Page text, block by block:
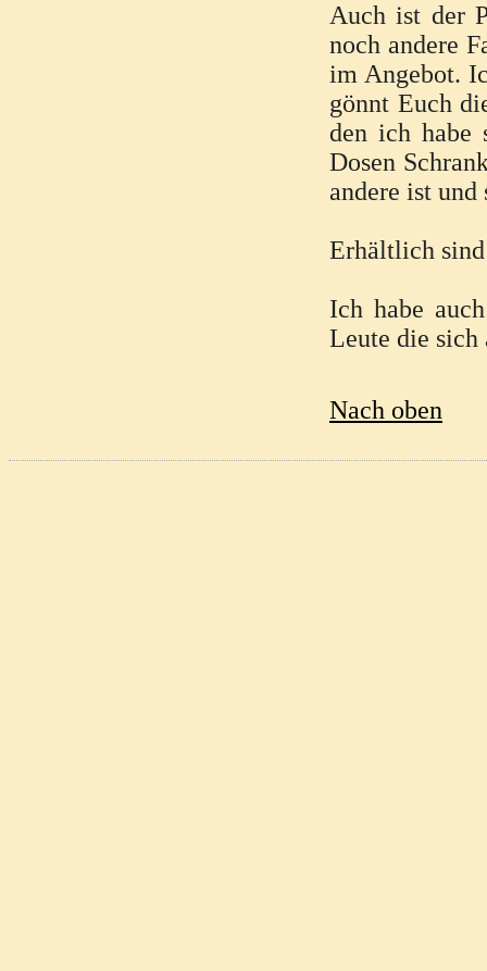
Auch ist der
noch andere
im Angebot.
gönnt Euch
den ich habe
Dosen
andere ist
Erhältlich
Ich habe
Leute die sich
Nach oben